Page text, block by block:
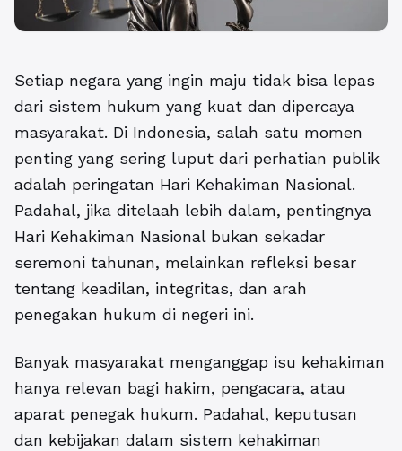
Setiap negara yang ingin maju tidak bisa lepas
dari sistem hukum yang kuat dan dipercaya
masyarakat. Di Indonesia, salah satu momen
penting yang sering luput dari perhatian publik
adalah peringatan Hari Kehakiman Nasional.
Padahal, jika ditelaah lebih dalam, pentingnya
Hari Kehakiman Nasional bukan sekadar
seremoni tahunan, melainkan refleksi besar
tentang keadilan, integritas, dan arah
penegakan hukum di negeri ini.
Banyak masyarakat menganggap isu kehakiman
hanya relevan bagi hakim, pengacara, atau
aparat penegak hukum. Padahal, keputusan
dan kebijakan dalam sistem kehakiman